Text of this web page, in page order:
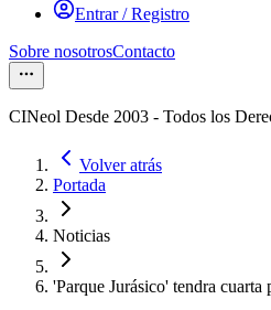
Entrar / Registro
Sobre nosotrosContacto
CINeol Desde 2003 - Todos los
Volver atrás
Portada
Noticias
'Parque Jurásico' tendra cuarta